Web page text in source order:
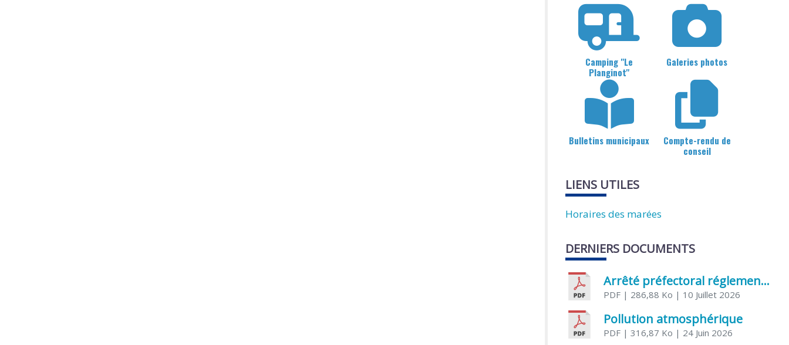
Camping "Le
Planginot"
Galeries photos
Bulletins municipaux
Compte-rendu de
conseil
LIENS UTILES
Horaires des marées
DERNIERS DOCUMENTS
Arrêté préfectoral réglementant l’usage de l’eau
PDF | 286,88 Ko | 10 Juillet 2026
Pollution atmosphérique
PDF | 316,87 Ko | 24 Juin 2026